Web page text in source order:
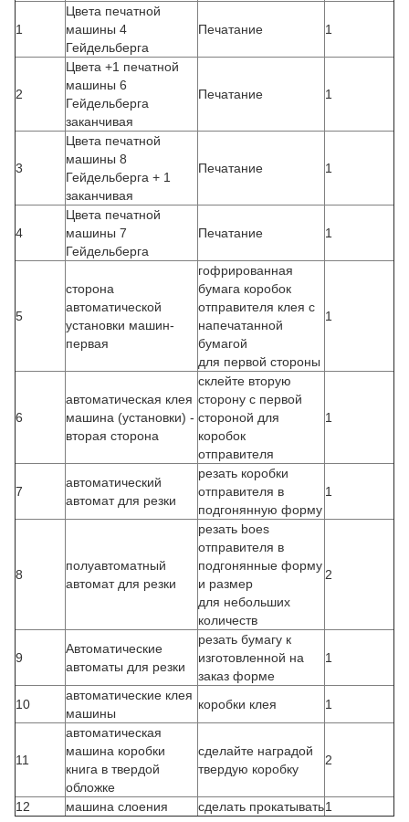
1
Цвета печатной
машины 4
Гейдельберга
Печатание 1
2
Цвета +1 печатной
машины 6
Гейдельберга
заканчивая
Печатание 1
3
Цвета печатной
машины 8
Гейдельберга + 1
заканчивая
Печатание 1
4
Цвета печатной
машины 7
Гейдельберга
Печатание 1
5
сторона
автоматической
установки машин-
первая
гофрированная
бумага коробок
отправителя клея с
напечатанной
бумагой
для первой стороны
1
6
автоматическая клея
машина (установки) -
вторая сторона
склейте вторую
сторону с первой
стороной для
коробок
отправителя
1
7
автоматический
автомат для резки
резать коробки
отправителя в
подгонянную форму
1
8
полуавтоматный
автомат для резки
резать boes
отправителя в
подгонянные форму
и размер
для небольших
количеств
2
9
Автоматические
автоматы для резки
резать бумагу к
изготовленной на
заказ форме
1
10
автоматические клея
машины
коробки клея 1
11
автоматическая
машина коробки
книга в твердой
обложке
сделайте наградой
твердую коробку
2
12 машина слоения сделать прокатывать1